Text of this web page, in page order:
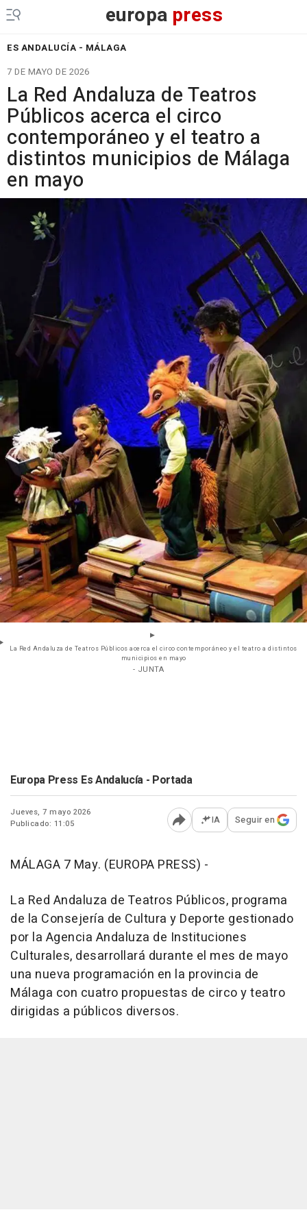
europa press
ES ANDALUCÍA - MÁLAGA
7 DE MAYO DE 2026
La Red Andaluza de Teatros
Públicos acerca el circo
contemporáneo y el teatro a
distintos municipios de Málaga
en mayo
La Red Andaluza de Teatros Públicos acerca el circo contemporáneo y el teatro a distintos
municipios en mayo
- JUNTA
Europa Press Es Andalucía - Portada
Jueves, 7 mayo 2026
Publicado: 11:05
Abrir opciones para
IA Seguir en
MÁLAGA 7 May. (EUROPA PRESS) -
La Red Andaluza de Teatros Públicos, programa
de la Consejería de Cultura y Deporte gestionado
por la Agencia Andaluza de Instituciones
Culturales, desarrollará durante el mes de mayo
una nueva programación en la provincia de
Málaga con cuatro propuestas de circo y teatro
dirigidas a públicos diversos.